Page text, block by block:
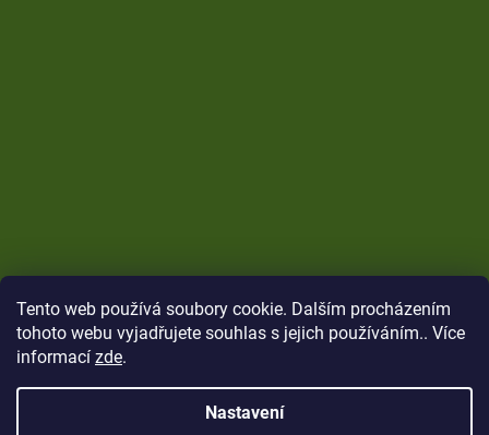
Tento web používá soubory cookie. Dalším procházením
tohoto webu vyjadřujete souhlas s jejich používáním.. Více
informací zde.
Nastavení